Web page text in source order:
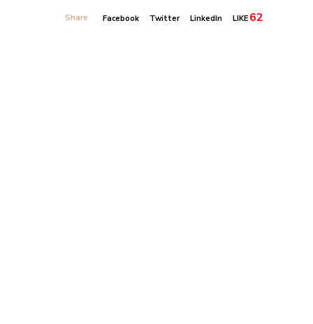
Share Facebook Twitter LinkedIn LIKE 62